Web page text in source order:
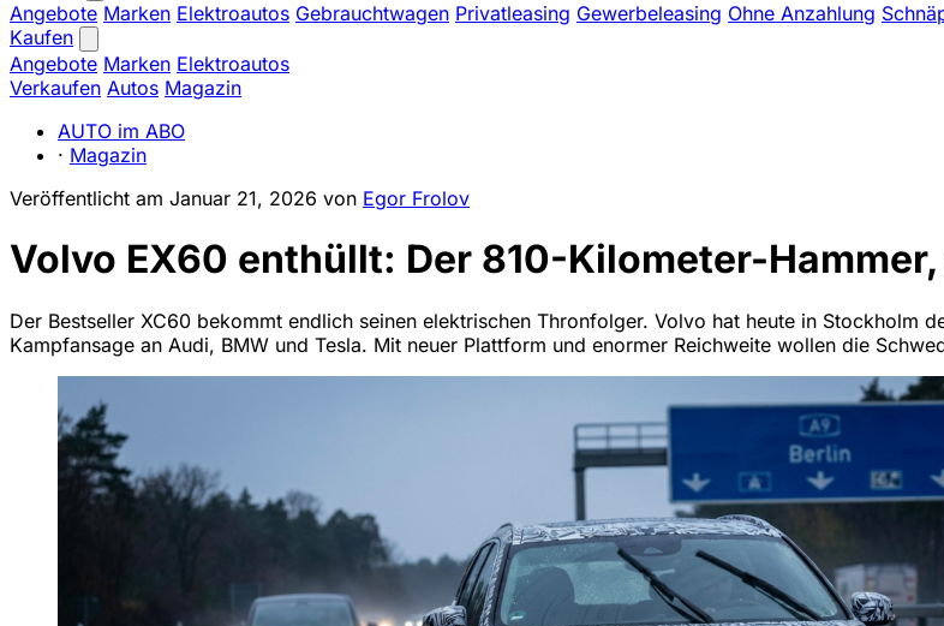
Angebote Marken Elektroautos Gebrauchtwagen Privatleasing Gewerbeleasing Ohne Anzahlung
Kaufen
Angebote Marken Elektroautos
Verkaufen Autos Magazin
AUTO im ABO
· Magazin
Veröffentlicht am Januar 21, 2026 von Egor Frolov
Volvo EX60 enthüllt: Der 810-Kilometer-
Der Bestseller XC60 bekommt endlich seinen elektrischen Thronfolger. Volvo hat heute in Stockholm
Kampfansage an Audi, BMW und Tesla. Mit neuer Plattform und enormer Reichweite wollen die